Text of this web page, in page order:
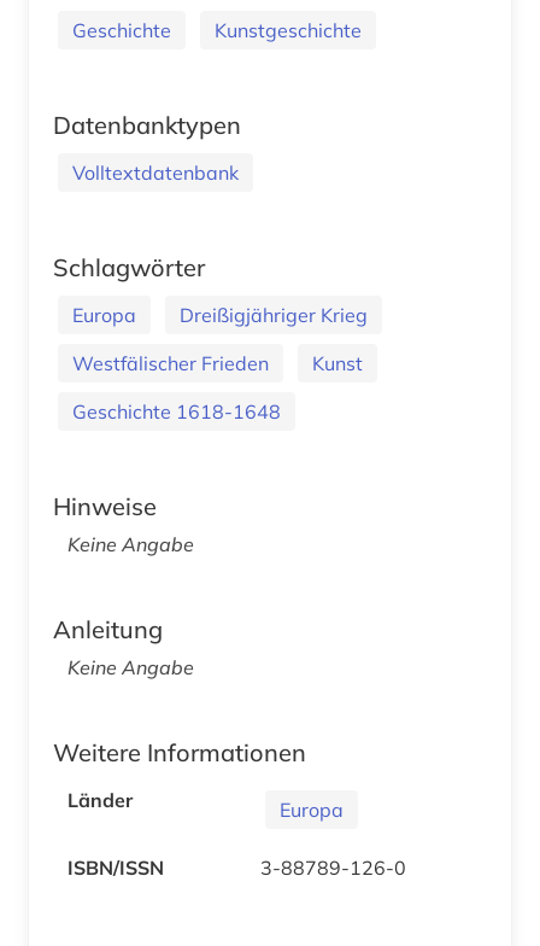
Geschichte Kunstgeschichte
Datenbanktypen
Volltextdatenbank
Schlagwörter
Europa
Dreißigjähriger Krieg
Westfälischer Frieden
Kunst
Geschichte 1618-1648
Hinweise
Keine Angabe
Anleitung
Keine Angabe
Weitere Informationen
Länder Europa
ISBN/ISSN 3-88789-126-0